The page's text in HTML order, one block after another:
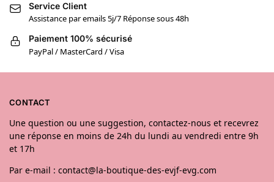
Service Client
Assistance par emails 5j/7 Réponse sous 48h
Paiement 100% sécurisé
PayPal / MasterCard / Visa
CONTACT
Une question ou une suggestion, contactez-nous et recevrez
une réponse en moins de 24h du lundi au vendredi entre 9h
et 17h
Par e-mail : contact@la-boutique-des-evjf-evg.com